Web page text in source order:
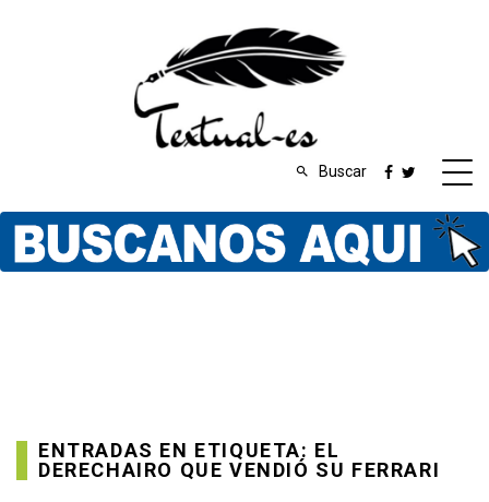
Buscar
ENTRADAS EN ETIQUETA: EL
DERECHAIRO QUE VENDIÓ SU FERRARI